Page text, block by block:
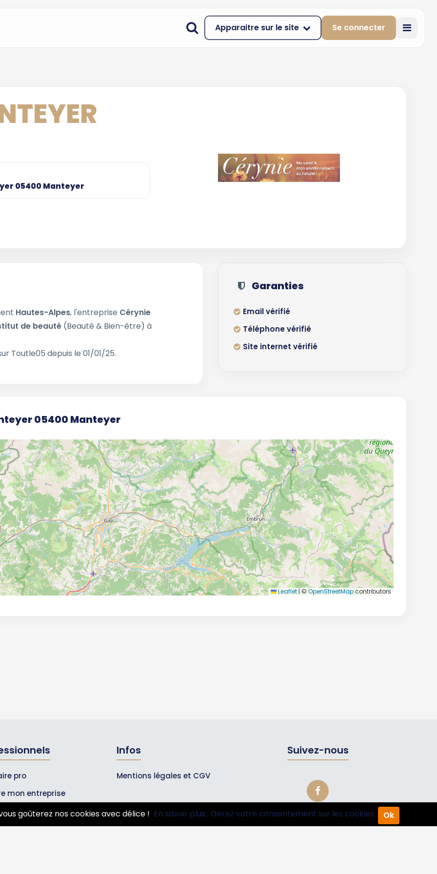
Apparaitre sur le site Se connecter
05400 Manteyer
Hautes-Alpes, l'entreprise Cérynie
de beauté (Beauté & Bien-être) à
Toutle05 depuis le 01/01/25.
Garanties
Email vérifié
Téléphone vérifié
Site internet vérifié
05400 Manteyer
Leaflet | © OpenStreetMapcontributors
pro
mon entreprise
Pros
Infos
Mentions légales et CGV
Suivez-nous
goûterez nos cookies avec délice ! En savoir plus. Gérez votre consentement sur les cookies. Ok